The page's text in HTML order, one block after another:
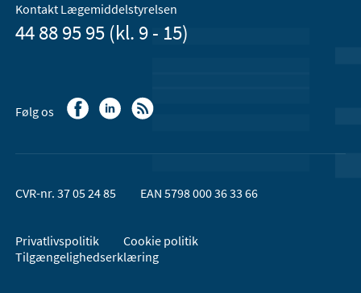
Kontakt Lægemiddelstyrelsen
44 88 95 95 (kl. 9 - 15)
Følg os
CVR-nr. 37 05 24 85 EAN 5798 000 36 33 66
Privatlivspolitik
Cookie politik
Tilgængelighedserklæring